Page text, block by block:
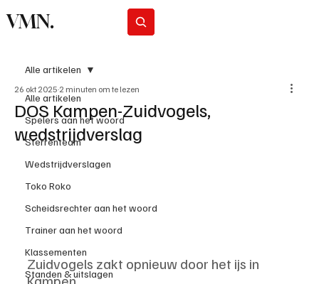
VMN.
Alle artikelen
Spelers aan het woord
Sterrenteam
Wedstrijdverslagen
Toko Roko
Scheidsrechter aan het woord
Trainer aan het woord
Klassementen
Standen & uitslagen
Alle artikelen
DOS Kampen-Zuidvogels,
wedstrijdverslag
26 okt 2025 2 minuten om te lezen
Zuidvogels zakt opnieuw door het ijs in